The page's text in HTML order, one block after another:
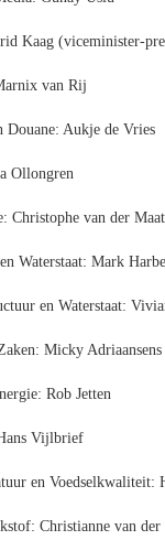
Kaag (viceminister-
van Rij
Douane: Aukje de Vries
Ollongren
Christophe van der Maat
Waterstaat: Mark
en Waterstaat:
Micky Adriaansens
Rob Jetten
Vijlbrief
en Voedselkwaliteit:
Christianne van